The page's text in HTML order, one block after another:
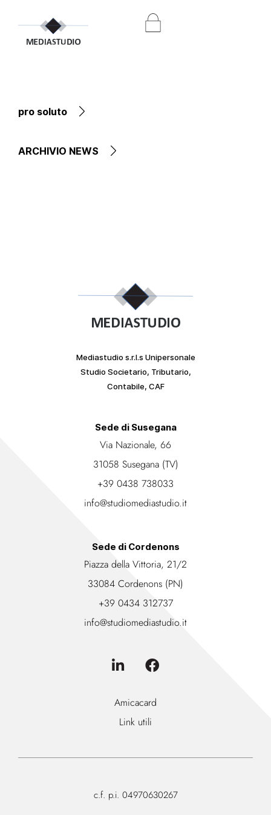
pro soluto
ARCHIVIO NEWS
Mediastudio s.r.l.s Unipersonale
Studio Societario, Tributario,
Contabile, CAF
Sede di Susegana
Via Nazionale, 66
31058 Susegana (TV)
+39 0438 738033
info@studiomediastudio.it
Sede di Cordenons
Piazza della Vittoria, 21/2
33084 Cordenons (PN)
+39 0434 312737
info@studiomediastudio.it
Amicacard
Link utili
c.f. p.i. 04970630267